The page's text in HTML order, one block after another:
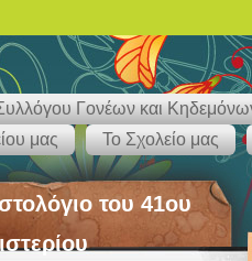
Γονέων και
μας
Το Σχολείο μας
του 41ου